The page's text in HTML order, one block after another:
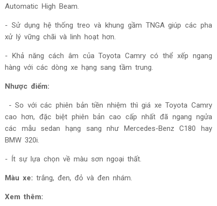
Automatic High Beam.
- Sử dụng hệ thống treo và khung gầm TNGA giúp các pha
xử lý vững chãi và linh hoạt hơn.
- Khả năng cách âm của Toyota Camry có thể xếp ngang
hàng với các dòng xe hạng sang tầm trung.
Nhược điểm:
- So với các phiên bản tiền nhiệm thì giá xe Toyota Camry
cao hơn, đặc biệt phiên bản cao cấp nhất đã ngang ngửa
các mẫu sedan hạng sang như Mercedes-Benz C180 hay
BMW 320i.
- Ít sự lựa chọn về màu sơn ngoại thất.
Màu xe: trắng, đen, đỏ và đen nhám.
Xem thêm: